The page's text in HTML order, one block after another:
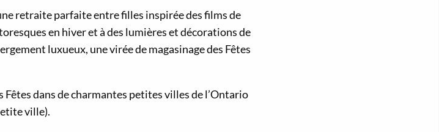
retraite parfaite entre filles inspirée des films de
en hiver et à des lumières et décorations de
luxueux, une virée de magasinage des Fêtes
Fêtes dans de charmantes petites villes de l’Ontario
ville).